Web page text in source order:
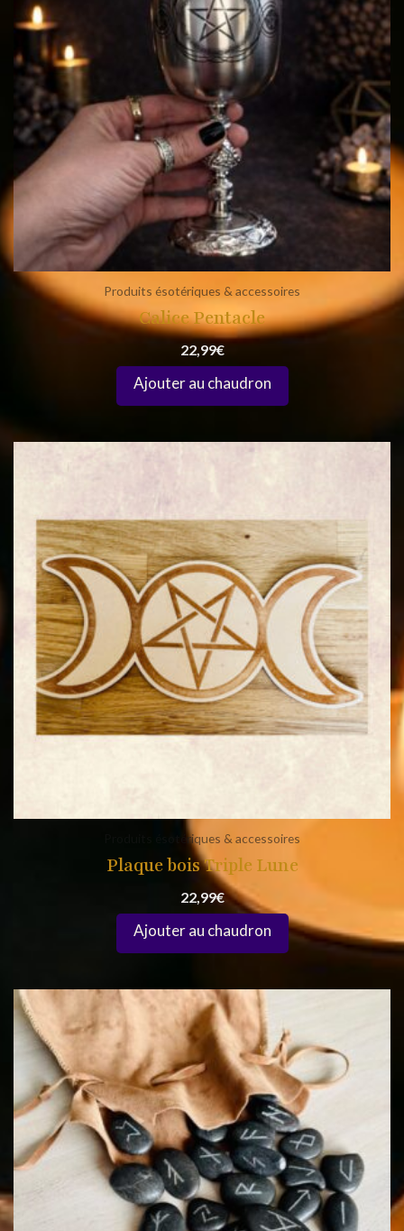
Produits ésotériques & accessoires
Calice Pentacle
22,99€
Produits ésotériques & accessoires
Plaque bois Triple Lune
22,99€